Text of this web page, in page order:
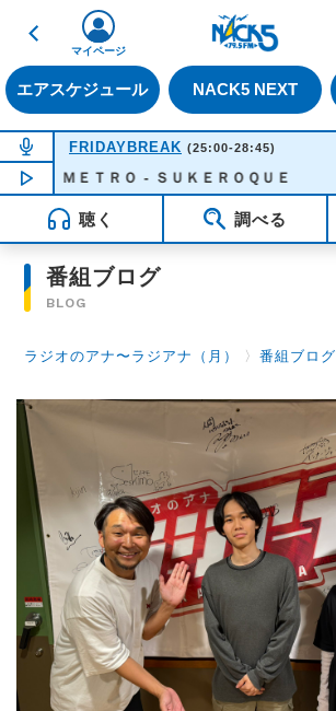
戻る
エアスケジュール NACK5 NEXT
マイページ
NOW ON AIR
FRIDAYBREAK (25:00-28:45)
NOW PLAYING02:44
ＭＥＴＲＯ - ＳＵＫＥＲＯＱＵＥ
聴く 調べる
番組ブログ
BLOG
ラジオのアナ〜ラジアナ（月） 〉番組ブログ